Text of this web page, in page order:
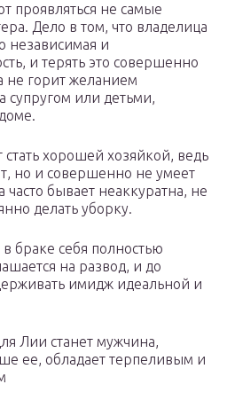
проявляться не самые
Дело в том, что владелица
независимая и
и терять это совершенно
не горит желанием
супругом или детьми,
хорошей хозяйкой, ведь
но и совершенно не умеет
часто бывает неаккуратна, не
делать уборку.
браке себя полностью
на развод, и до
имидж идеальной и
Лии станет мужчина,
ее, обладает терпеливым и